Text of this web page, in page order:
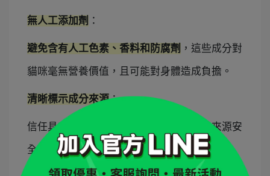
無人工添加劑 ：
避免含有人工色素、香料和防腐劑 ，這些成分對
貓咪毫無營養價值，且可能對身體造成負擔。
清晰標示成分來源：
信任具有
的品牌，確保食品來源安
全可靠。